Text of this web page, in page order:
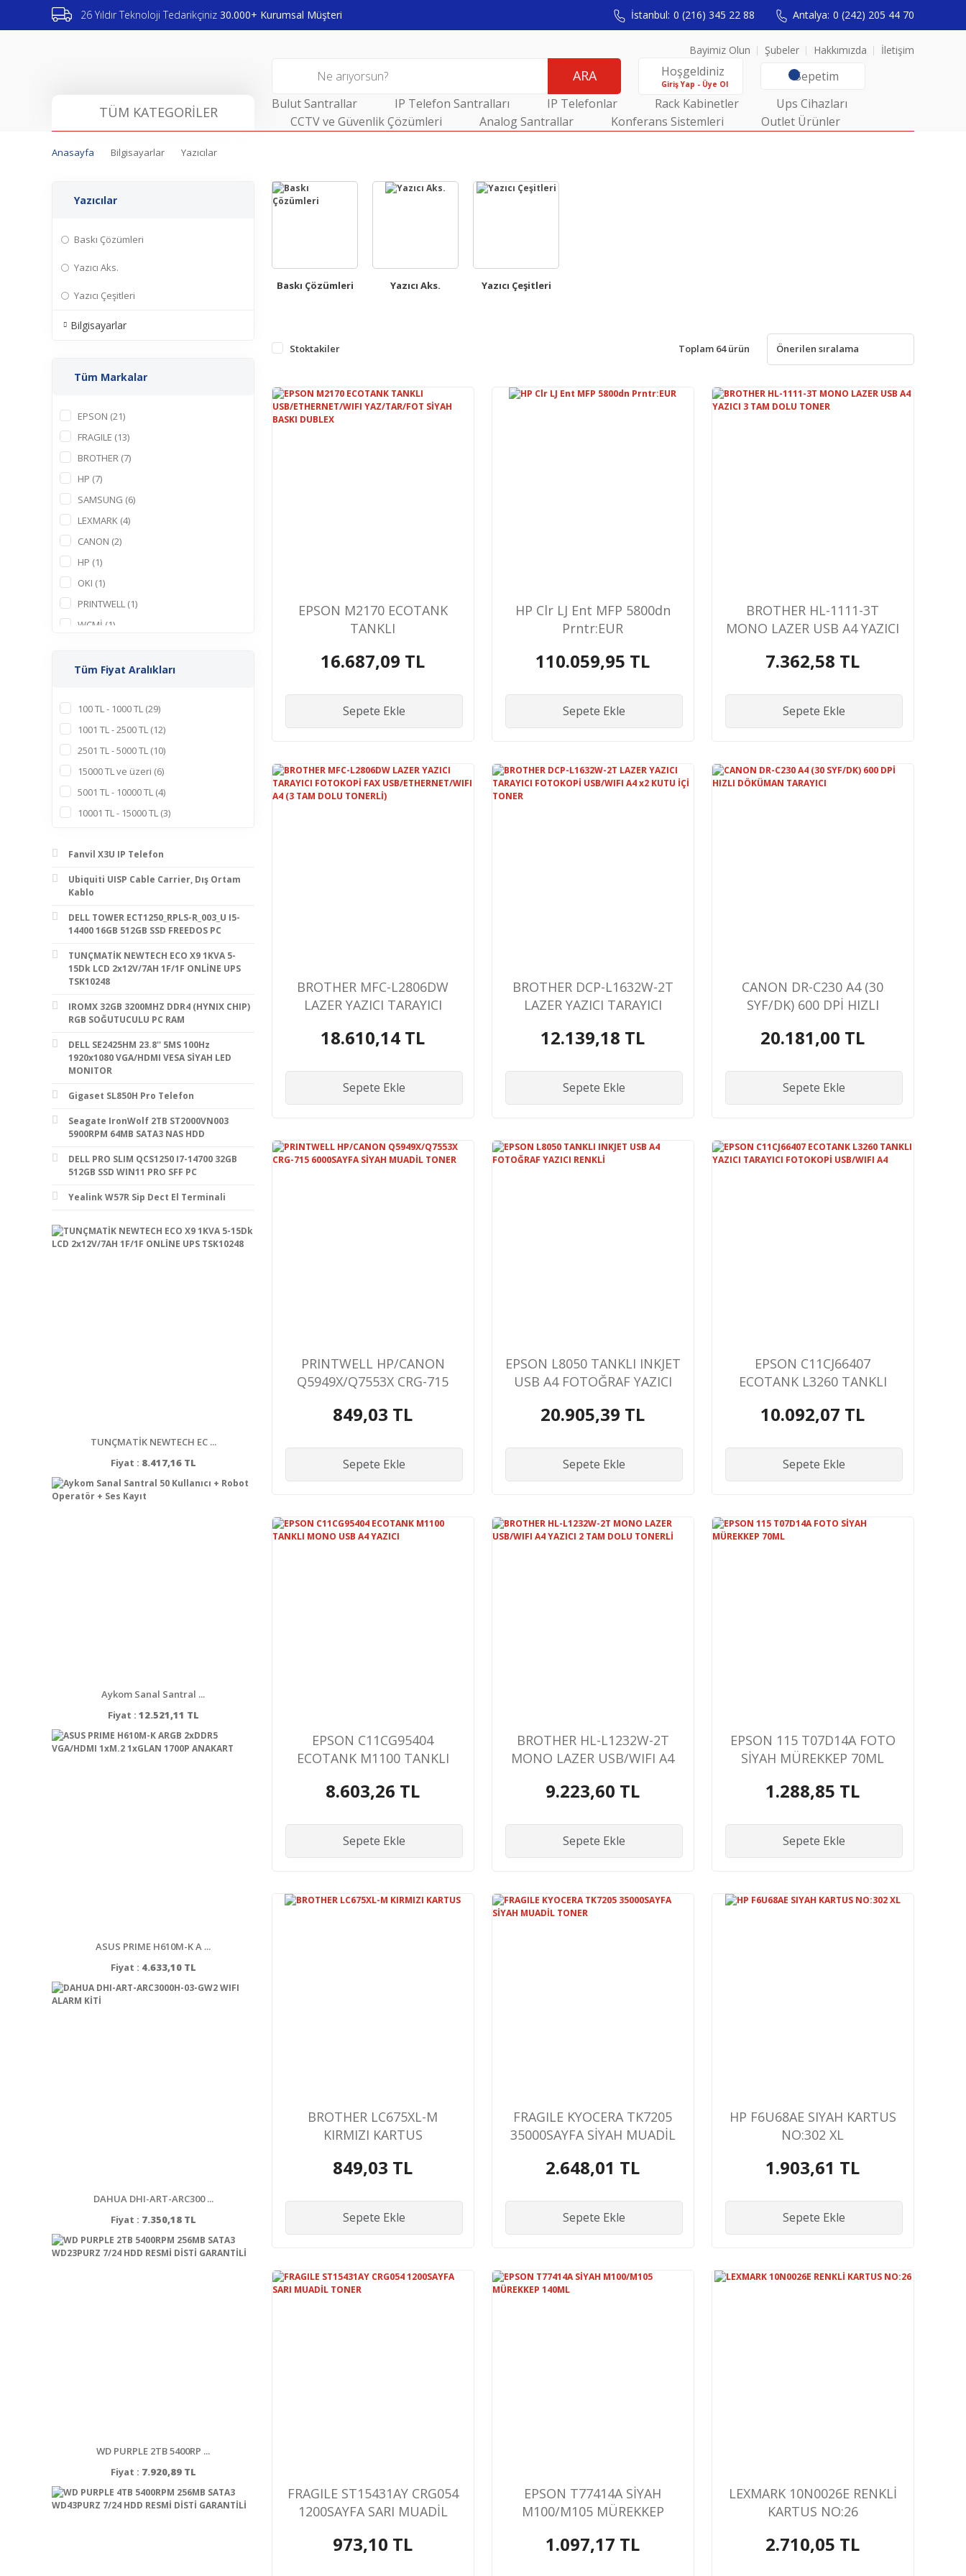
26 Yıldır Teknoloji Tedarikçiniz 30.000+ Kurumsal Müşteri İstanbul: 0 (216) 345 22 88 Antalya: 0 (242) 205 44 70
Bayimiz Olun Şubeler Hakkımızda İletişim
ARA Hoşgeldiniz
Giriş Yap - Üye Ol Sepetim
TÜM KATEGORİLER Bulut Santrallar IP Telefon Santralları IP Telefonlar Rack Kabinetler
Ups Cihazları
CCTV ve Güvenlik Çözümleri
Analog Santrallar Konferans Sistemleri Outlet Ürünler
Anasayfa Bilgisayarlar Yazıcılar
Yazıcılar
Baskı Çözümleri
Yazıcı Aks.
Yazıcı Çeşitleri
Bilgisayarlar
Tüm Markalar
EPSON (21)
FRAGILE (13)
BROTHER (7)
HP (7)
SAMSUNG (6)
LEXMARK (4)
CANON (2)
HP (1)
OKI (1)
PRINTWELL (1)
WCMİ (1)
Tüm Fiyat Aralıkları
100 TL - 1000 TL (29)
1001 TL - 2500 TL (12)
2501 TL - 5000 TL (10)
15000 TL ve üzeri (6)
5001 TL - 10000 TL (4)
10001 TL - 15000 TL (3)
Fanvil X3U IP Telefon
Ubiquiti UISP Cable Carrier, Dış Ortam
Kablo
DELL TOWER ECT1250_RPLS-R_003_U I5-
14400 16GB 512GB SSD FREEDOS PC
TUNÇMATİK NEWTECH ECO X9 1KVA 5-
15Dk LCD 2x12V/7AH 1F/1F ONLİNE UPS
TSK10248
IROMX 32GB 3200MHZ DDR4 (HYNIX CHIP)
RGB SOĞUTUCULU PC RAM
DELL SE2425HM 23.8'' 5MS 100Hz
1920x1080 VGA/HDMI VESA SİYAH LED
MONITOR
Gigaset SL850H Pro Telefon
Seagate IronWolf 2TB ST2000VN003
5900RPM 64MB SATA3 NAS HDD
DELL PRO SLIM QCS1250 I7-14700 32GB
512GB SSD WIN11 PRO SFF PC
Yealink W57R Sip Dect El Terminali
TUNÇMATİK NEWTECH EC ...
Fiyat : 8.417,16 TL
Aykom Sanal Santral ...
Fiyat : 12.521,11 TL
ASUS PRIME H610M-K A ...
Fiyat : 4.633,10 TL
DAHUA DHI-ART-ARC300 ...
Fiyat : 7.350,18 TL
WD PURPLE 2TB 5400RP ...
Fiyat : 7.920,89 TL
Baskı Çözümleri Yazıcı Aks. Yazıcı Çeşitleri
Stoktakiler Toplam 64 ürün
EPSON M2170 ECOTANK
TANKLI
YAZ/TAR/FOT SİYAH BASKI
16.687,09 TL
Sepete Ekle
HP Clr LJ Ent MFP 5800dn
Prntr:EUR
110.059,95 TL
Sepete Ekle
BROTHER HL-1111-3T
MONO LAZER USB A4 YAZICI
7.362,58 TL
Sepete Ekle
BROTHER MFC-L2806DW
LAZER YAZICI TARAYICI
USB/ETHERNET/WIFI A4 (3
18.610,14 TL
Sepete Ekle
BROTHER DCP-L1632W-2T
LAZER YAZICI TARAYICI
KUTU İÇİ TONER
12.139,18 TL
Sepete Ekle
CANON DR-C230 A4 (30
SYF/DK) 600 DPİ HIZLI
20.181,00 TL
Sepete Ekle
PRINTWELL HP/CANON
Q5949X/Q7553X CRG-715
TONER
849,03 TL
Sepete Ekle
EPSON L8050 TANKLI INKJET
USB A4 FOTOĞRAF YAZICI
20.905,39 TL
Sepete Ekle
EPSON C11CJ66407
ECOTANK L3260 TANKLI
USB/WIFI A4
10.092,07 TL
Sepete Ekle
EPSON C11CG95404
ECOTANK M1100 TANKLI
8.603,26 TL
Sepete Ekle
BROTHER HL-L1232W-2T
MONO LAZER USB/WIFI A4
TONERLİ
9.223,60 TL
Sepete Ekle
EPSON 115 T07D14A FOTO
SİYAH MÜREKKEP 70ML
1.288,85 TL
Sepete Ekle
BROTHER LC675XL-M
KIRMIZI KARTUS
849,03 TL
Sepete Ekle
FRAGILE KYOCERA TK7205
35000SAYFA SİYAH MUADİL
2.648,01 TL
Sepete Ekle
HP F6U68AE SIYAH KARTUS
NO:302 XL
1.903,61 TL
Sepete Ekle
FRAGILE ST15431AY CRG054
1200SAYFA SARI MUADİL
973,10 TL
EPSON T77414A SİYAH
M100/M105 MÜREKKEP
1.097,17 TL
LEXMARK 10N0026E RENKLİ
KARTUS NO:26
2.710,05 TL